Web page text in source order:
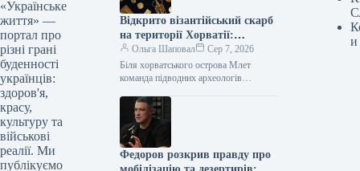
«Українське
життя» —
портал про
різні грані
буденності
українців:
здоров'я,
красу,
культуру та
військові
реалії. Ми
публікуємо
Відкрито візантійський скарб
на території Хорватії:
науковці вражені знахідкою
Ольга Шаповал
Сер 7, 2026
Біля хорватського острова Млет
команда підводних археологів
відкриття – виявивши унікальний
візантійський корабель. На його борту
було…
Федоров розкрив правду про
и